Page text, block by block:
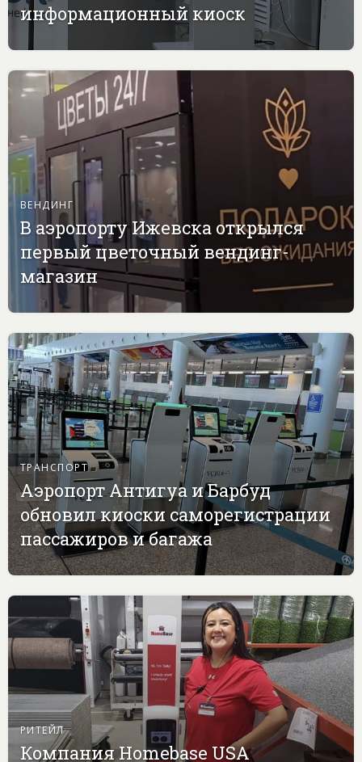
информационный киоск
ВЕНДИНГ
В аэропорту Ижевска открылся
первый цветочный вендинг-
магазин
ТРАНСПОРТ
Аэропорт Антигуа и Барбуд
обновил киоски саморегистрации
пассажиров и багажа
РИТЕЙЛ
Компания Homebase USA